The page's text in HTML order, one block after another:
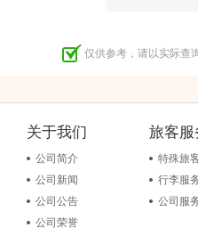
仅供参考，请以实际查
关于我们
公司简介
公司新闻
公司公告
公司荣誉
旅客服
特殊旅
行李服
公司服